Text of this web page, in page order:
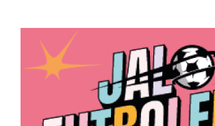
entradas